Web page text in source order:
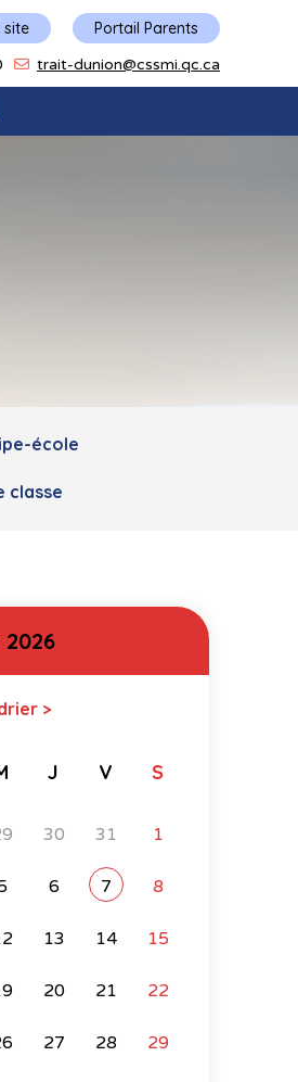
site Portail Parents
trait-dunion@cssmi.qc.ca
école
classe
>
J V S
30 31 1
6 7 8
13 14 15
20 21 22
27 28 29